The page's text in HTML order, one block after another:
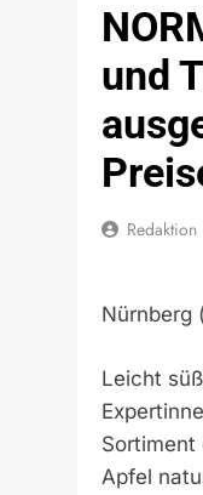
und
Redaktion
Nürnberg
Leicht
Sortiment
Apfel